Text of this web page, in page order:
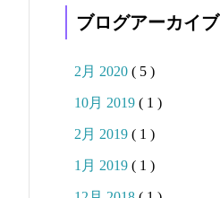
ブログアーカイブ
2月 2020 ( 5 )
10月 2019 ( 1 )
2月 2019 ( 1 )
1月 2019 ( 1 )